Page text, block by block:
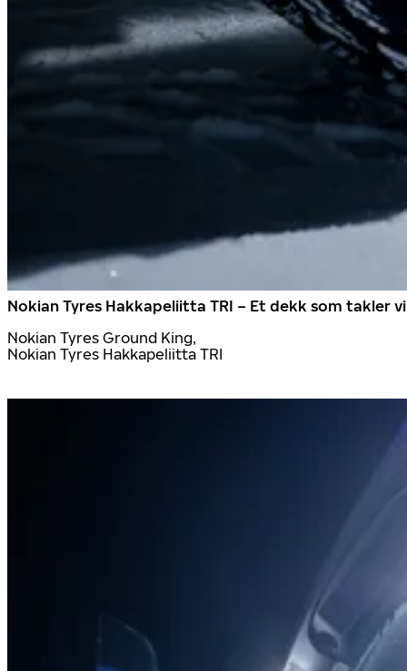
Nokian Tyres Hakkapeliitta TRI – Et dekk som
Nokian Tyres Ground King,
Nokian Tyres Hakkapeliitta TRI